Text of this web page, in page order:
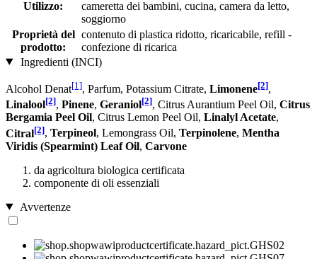
Utilizzo:
cameretta dei bambini, cucina, camera da letto,
soggiorno
Proprietà del
prodotto:
contenuto di plastica ridotto, ricaricabile, refill -
confezione di ricarica
Ingredienti (INCI)
Alcohol Denat[1], Parfum, Potassium Citrate, Limonene[2],
Linalool[2], Pinene, Geraniol[2], Citrus Aurantium Peel Oil, Citrus
Bergamia Peel Oil, Citrus Lemon Peel Oil, Linalyl Acetate,
Citral[2], Terpineol, Lemongrass Oil, Terpinolene, Mentha
Viridis (Spearmint) Leaf Oil, Carvone
da agricoltura biologica certificata
componente di oli essenziali
Avvertenze